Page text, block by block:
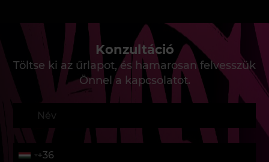
Konzultáció
Töltse ki az űrlapot, és hamarosan felvesszük
Önnel a kapcsolatot.